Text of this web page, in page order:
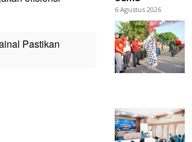
Pastikan
6 Agustus 2026